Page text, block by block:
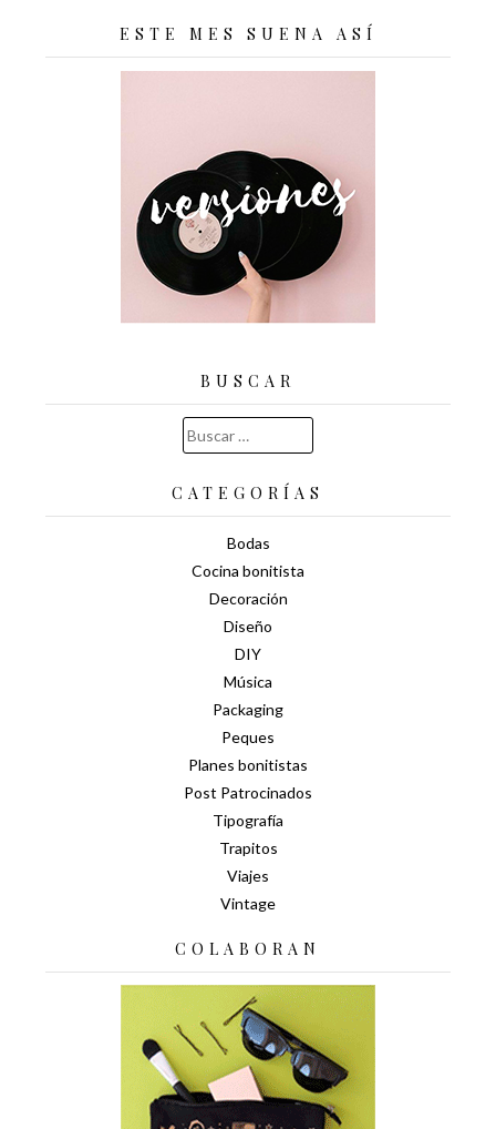
ESTE MES SUENA ASÍ
BUSCAR
Buscar:
CATEGORÍAS
Bodas
Cocina bonitista
Decoración
Diseño
DIY
Música
Packaging
Peques
Planes bonitistas
Post Patrocinados
Tipografía
Trapitos
Viajes
Vintage
COLABORAN